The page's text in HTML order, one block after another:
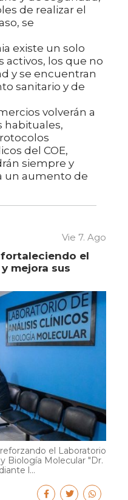
de realizar el
se
existe un solo
activos, los que no
y se encuentran
sanitario y de
volverán a
habituales,
del COE,
siempre y
un aumento de
Vie 7. Ago
el
mejora sus
el Laboratorio
Biología Molecular "Dr.
l...